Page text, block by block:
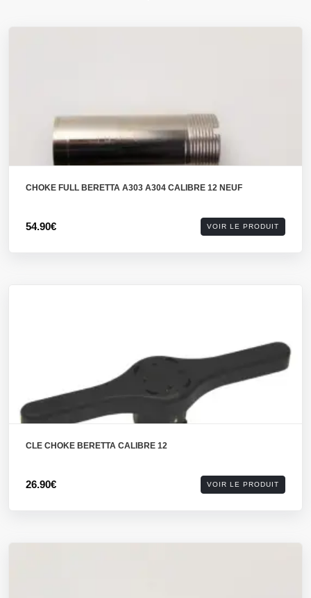
CHOKE FULL BERETTA A303 A304 CALIBRE 12 NEUF
54.90€ VOIR LE PRODUIT
CLE CHOKE BERETTA CALIBRE 12
26.90€ VOIR LE PRODUIT